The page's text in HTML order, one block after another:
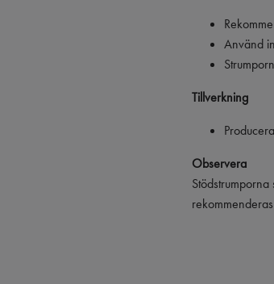
Använd
Tillverkning
Observera
Stödstrumporna